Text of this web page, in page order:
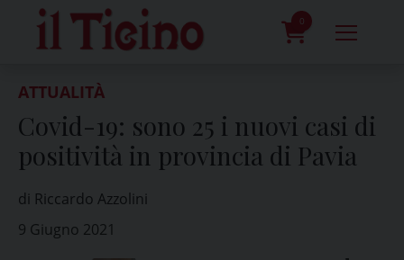
content
0
ATTUALITÀ
Covid-19: sono 25 i nuovi casi di
positività in provincia di Pavia
di Riccardo Azzolini
9 Giugno 2021